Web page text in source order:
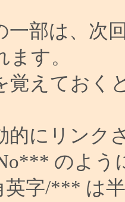
一部は、次
す。
覚えておく
的にリンク
のよう
英字/*** は